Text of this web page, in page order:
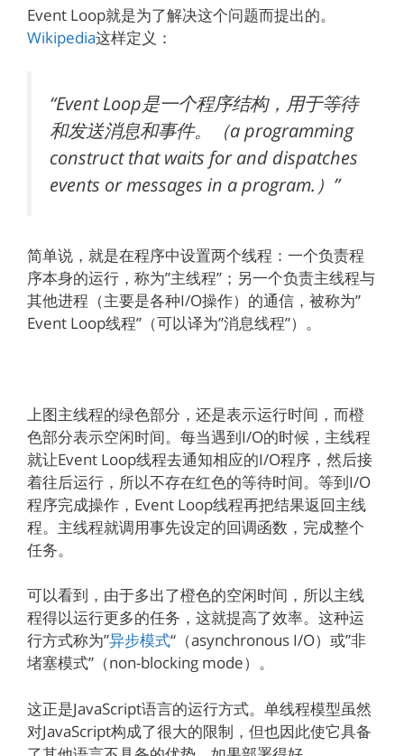
Event Loop就是为了解决这个问题而提出的。
Wikipedia这样定义：
“Event Loop是一个程序结构，用于等待
和发送消息和事件。（a programming
construct that waits for and dispatches
events or messages in a program.）”
简单说，就是在程序中设置两个线程：一个负责程
序本身的运行，称为”主线程”；另一个负责主线程与
其他进程（主要是各种I/O操作）的通信，被称为”
Event Loop线程”（可以译为”消息线程”）。
上图主线程的绿色部分，还是表示运行时间，而橙
色部分表示空闲时间。每当遇到I/O的时候，主线程
就让Event Loop线程去通知相应的I/O程序，然后接
着往后运行，所以不存在红色的等待时间。等到I/O
程序完成操作，Event Loop线程再把结果返回主线
程。主线程就调用事先设定的回调函数，完成整个
任务。
可以看到，由于多出了橙色的空闲时间，所以主线
程得以运行更多的任务，这就提高了效率。这种运
行方式称为”异步模式“（asynchronous I/O）或”非
堵塞模式”（non-blocking mode）。
这正是JavaScript语言的运行方式。单线程模型虽然
对JavaScript构成了很大的限制，但也因此使它具备